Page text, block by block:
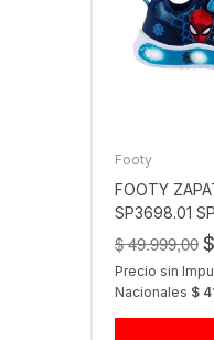
Footy
FOOTY
SP3698.01
LINEA PLUS AZ
$ 49.999,00
Precio sin
Nacionales $